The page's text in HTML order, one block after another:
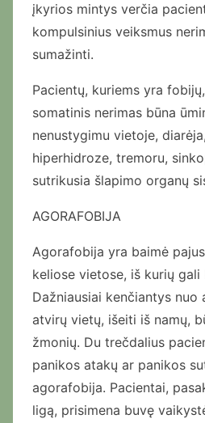
įkyrios mintys verčia
kompulsinius veiksmus
sumažinti.
Pacientų, kuriems yra
somatinis nerimas būna
nenustygimu vietoje,
hiperhidroze, tremoru,
sutrikusia šlapimo organų
AGORAFOBIJA
Agorafobija yra baimė
keliose vietose, iš kurių gali
Dažniausiai kenčiantys
atvirų vietų, išeiti iš namų,
žmonių. Du trečdalius
panikos atakų ar panikos
agorafobija. Pacientai,
ligą, prisimena buvę